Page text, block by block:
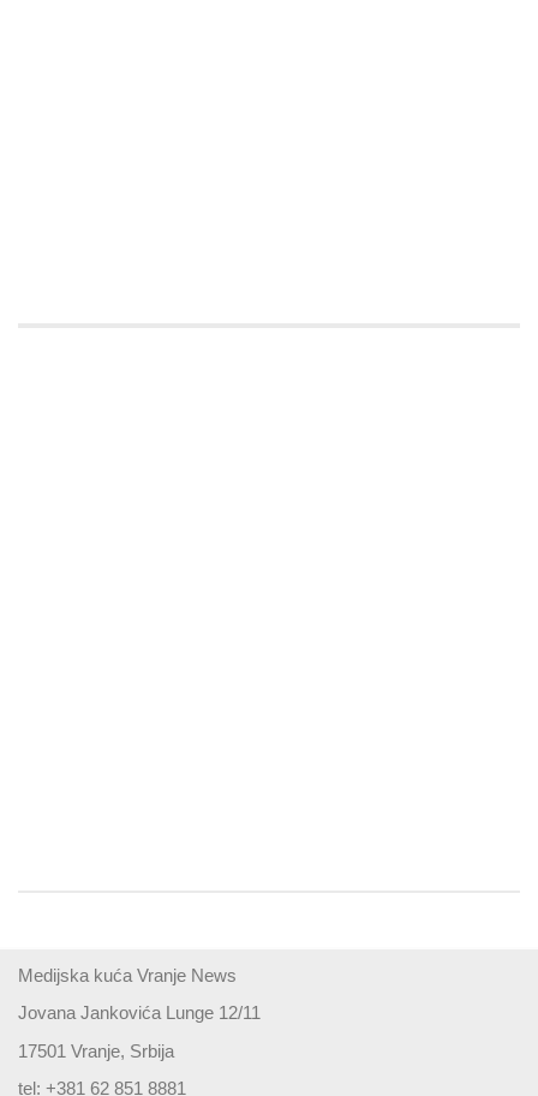
Medijska kuća Vranje News
Jovana Jankovića Lunge 12/11
17501 Vranje, Srbija
tel: +381 62 851 8881